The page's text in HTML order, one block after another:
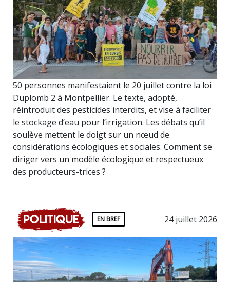
50 personnes manifestaient le 20 juillet contre la loi
Duplomb 2 à Montpellier. Le texte, adopté,
réintroduit des pesticides interdits, et vise à faciliter
le stockage d’eau pour l’irrigation. Les débats qu’il
soulève mettent le doigt sur un nœud de
considérations écologiques et sociales. Comment se
diriger vers un modèle écologique et respectueux
des producteurs-trices ?
Politique EN BREF 24 juillet 2026